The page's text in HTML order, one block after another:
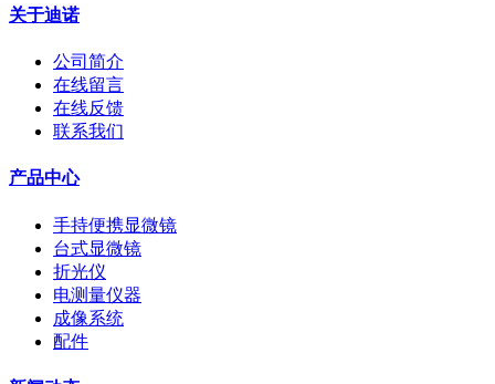
关于迪诺
公司简介
在线留言
在线反馈
联系我们
产品中心
手持便携显微镜
台式显微镜
折光仪
电测量仪器
成像系统
配件